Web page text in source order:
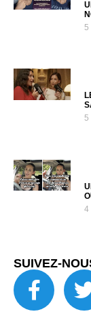
5
5
4
SUIVEZ-